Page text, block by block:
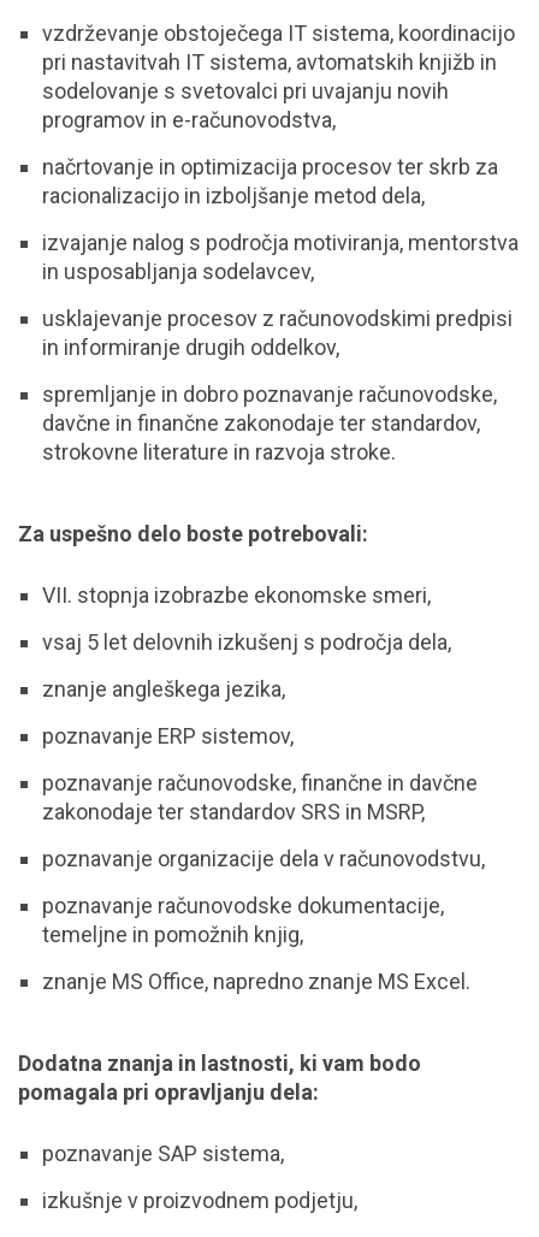
vzdrževanje obstoječega IT sistema, koordinacijo
pri nastavitvah IT sistema, avtomatskih knjižb in
sodelovanje s svetovalci pri uvajanju novih
programov in e-računovodstva,
načrtovanje in optimizacija procesov ter skrb za
racionalizacijo in izboljšanje metod dela,
izvajanje nalog s področja motiviranja, mentorstva
in usposabljanja sodelavcev,
usklajevanje procesov z računovodskimi predpisi
in informiranje drugih oddelkov,
spremljanje in dobro poznavanje računovodske,
davčne in finančne zakonodaje ter standardov,
strokovne literature in razvoja stroke.
Za uspešno delo boste potrebovali:
VII. stopnja izobrazbe ekonomske smeri,
vsaj 5 let delovnih izkušenj s področja dela,
znanje angleškega jezika,
poznavanje ERP sistemov,
poznavanje računovodske, finančne in davčne
zakonodaje ter standardov SRS in MSRP,
poznavanje organizacije dela v računovodstvu,
poznavanje računovodske dokumentacije,
temeljne in pomožnih knjig,
znanje MS Office, napredno znanje MS Excel.
Dodatna znanja in lastnosti, ki vam bodo
pomagala pri opravljanju dela:
poznavanje SAP sistema,
izkušnje v proizvodnem podjetju,